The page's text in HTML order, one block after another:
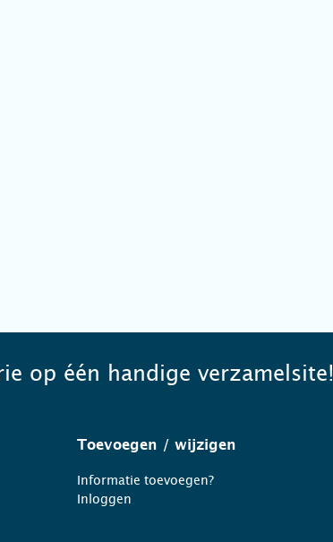
op één handige verzamelsite!
Toevoegen / wijzigen
Informatie toevoegen?
Inloggen